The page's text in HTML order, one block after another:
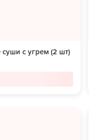
с угрем (2 шт)